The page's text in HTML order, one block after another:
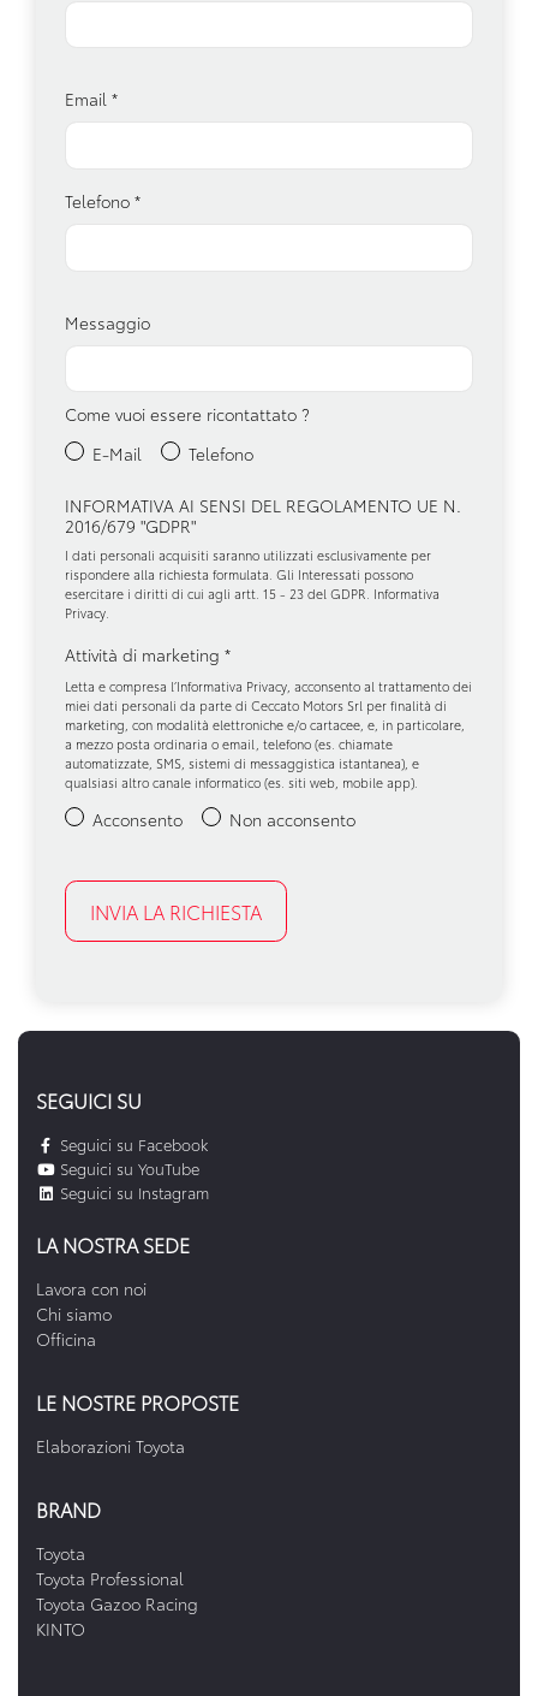
Email *
Telefono *
Messaggio
Come vuoi essere ricontattato ?
E-Mail
Telefono
INFORMATIVA AI SENSI DEL REGOLAMENTO UE N.
2016/679 "GDPR"
I dati personali acquisiti saranno utilizzati esclusivamente per
rispondere alla richiesta formulata. Gli Interessati possono
esercitare i diritti di cui agli artt. 15 - 23 del GDPR. Informativa
Privacy.
Attività di marketing *
Letta e compresa l’Informativa Privacy, acconsento al trattamento dei
miei dati personali da parte di Ceccato Motors Srl per finalità di
marketing, con modalità elettroniche e/o cartacee, e, in particolare,
a mezzo posta ordinaria o email, telefono (es. chiamate
automatizzate, SMS, sistemi di messaggistica istantanea), e
qualsiasi altro canale informatico (es. siti web, mobile app).
Acconsento Non acconsento
SEGUICI SU
Seguici su Facebook
Seguici su YouTube
Seguici su Instagram
LA NOSTRA SEDE
Lavora con noi
Chi siamo
Officina
LE NOSTRE PROPOSTE
Elaborazioni Toyota
BRAND
Toyota
Toyota Professional
Toyota Gazoo Racing
KINTO